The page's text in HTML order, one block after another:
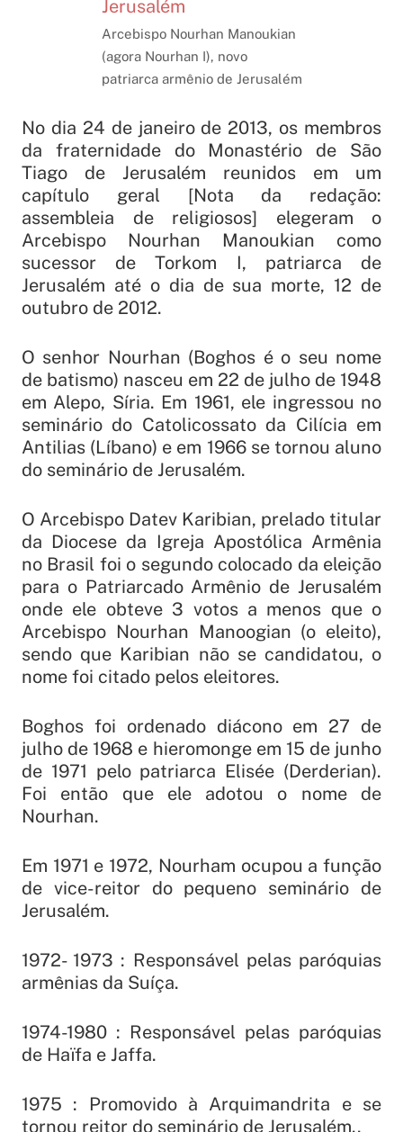
Arcebispo Nourhan Manoukian
(agora Nourhan I), novo
patriarca armênio de Jerusalém
No dia 24 de janeiro de 2013, os membros
da fraternidade do Monastério de São
Tiago de Jerusalém reunidos em um
capítulo geral [Nota da redação:
assembleia de religiosos] elegeram o
Arcebispo Nourhan Manoukian como
sucessor de Torkom I, patriarca de
Jerusalém até o dia de sua morte, 12 de
outubro de 2012.
O senhor Nourhan (Boghos é o seu nome
de batismo) nasceu em 22 de julho de 1948
em Alepo, Síria. Em 1961, ele ingressou no
seminário do Catolicossato da Cilícia em
Antilias (Líbano) e em 1966 se tornou aluno
do seminário de Jerusalém.
O Arcebispo Datev Karibian, prelado titular
da Diocese da Igreja Apostólica Armênia
no Brasil foi o segundo colocado da eleição
para o Patriarcado Armênio de Jerusalém
onde ele obteve 3 votos a menos que o
Arcebispo Nourhan Manoogian (o eleito),
sendo que Karibian não se candidatou, o
nome foi citado pelos eleitores.
Boghos foi ordenado diácono em 27 de
julho de 1968 e hieromonge em 15 de junho
de 1971 pelo patriarca Elisée (Derderian).
Foi então que ele adotou o nome de
Nourhan.
Em 1971 e 1972, Nourham ocupou a função
de vice-reitor do pequeno seminário de
Jerusalém.
1972- 1973 : Responsável pelas paróquias
armênias da Suíça.
1974-1980 : Responsável pelas paróquias
de Haïfa e Jaffa.
1975 : Promovido à Arquimandrita e se
tornou reitor do seminário de Jerusalém..